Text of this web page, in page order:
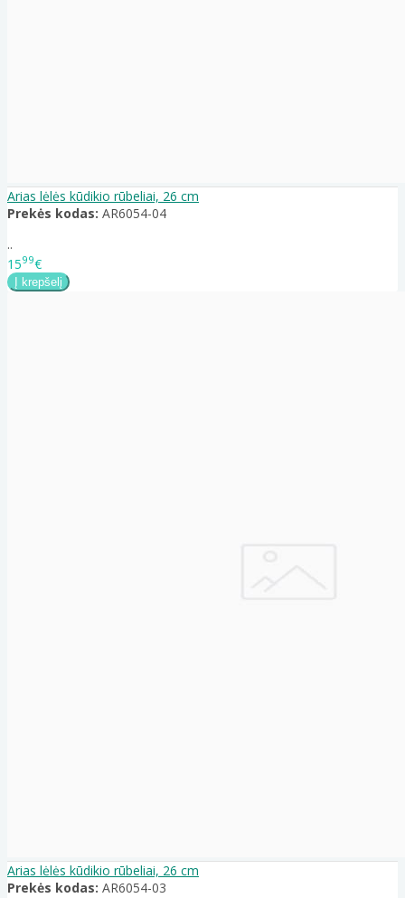
Arias lėlės kūdikio rūbeliai, 26 cm
Prekės kodas: AR6054-04
..
1599€
Arias lėlės kūdikio rūbeliai, 26 cm
Prekės kodas: AR6054-03